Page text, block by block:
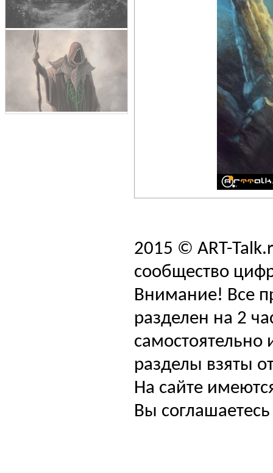
2015 © ART-
сообщество
Внимание! Все
разделен на 2
самостоятельно
разделы взяты
На сайте
Вы